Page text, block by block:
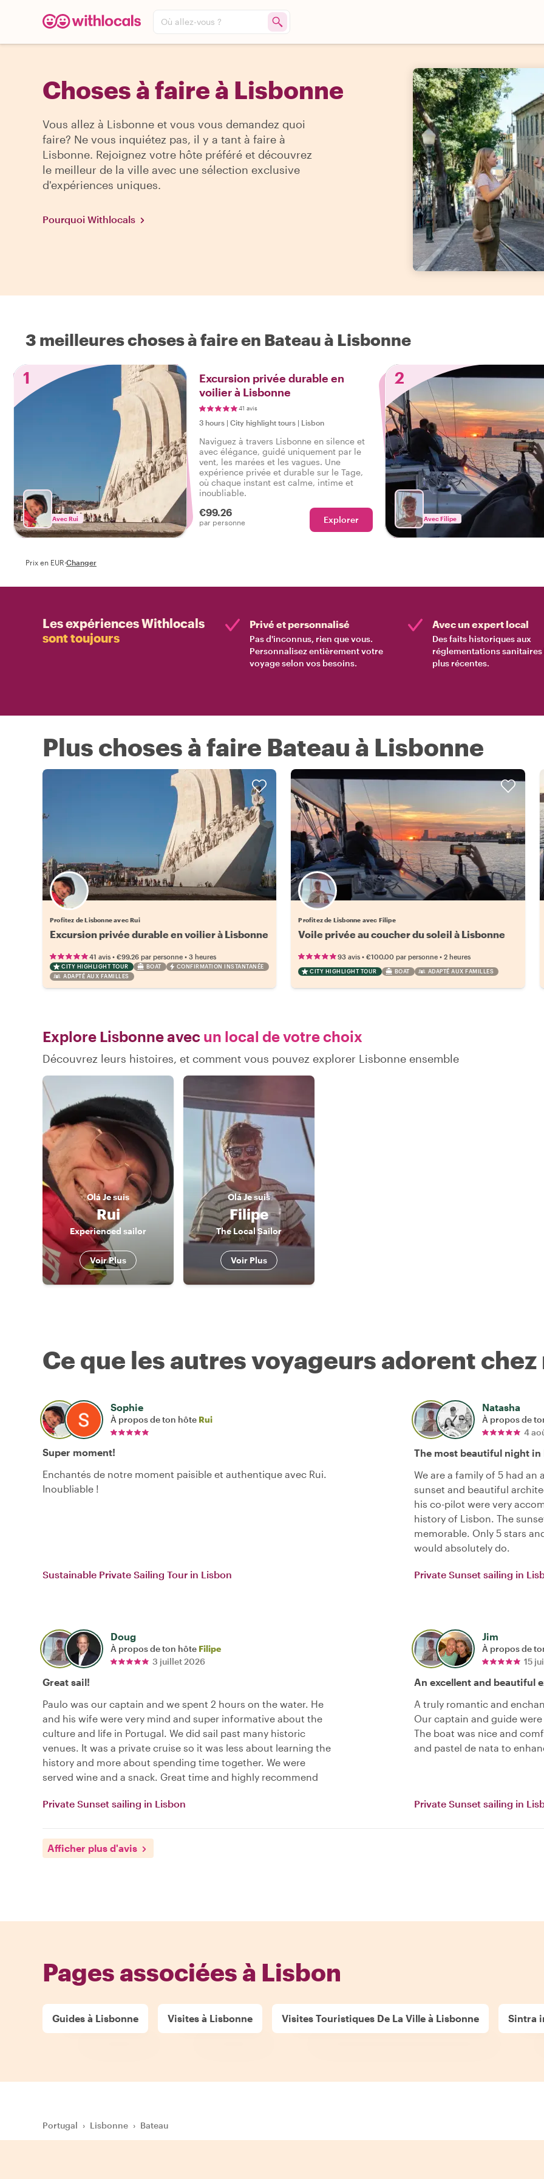
Où allez-vous ?
Choses à faire à Lisbonne
Vous allez à Lisbonne et vous vous demandez quoi
faire? Ne vous inquiétez pas, il y a tant à faire à
Lisbonne. Rejoignez votre hôte préféré et découvrez
le meilleur de la ville avec une sélection exclusive
d'expériences uniques.
Pourquoi Withlocals
3 meilleures choses à faire en Bateau à Lisbonne
1
Avec Rui
Excursion privée durable en
voilier à Lisbonne
41 avis
3 hours | City highlight tours | Lisbon
Naviguez à travers Lisbonne en silence et
avec élégance, guidé uniquement par le
vent, les marées et les vagues. Une
expérience privée et durable sur le Tage,
où chaque instant est calme, intime et
inoubliable.
€99.26
par personne Explorer
2
Avec Filipe
Prix en EUR·Changer
Les expériences Withlocals
sont toujours
Privé et personnalisé
Pas d'inconnus, rien que vous.
Personnalisez entièrement votre
voyage selon vos besoins.
Avec un expert local
Des faits historiques aux
réglementations sanitaires
plus récentes.
Plus choses à faire Bateau à Lisbonne
Profitez de Lisbonne avec Rui
Excursion privée durable en voilier à Lisbonne
41 avis • €99.26 par personne • 3 heures
CITY HIGHLIGHT TOUR BOAT
CONFIRMATION INSTANTANÉE
ADAPTÉ AUX FAMILLES
Profitez de Lisbonne avec Filipe
Voile privée au coucher du soleil à Lisbonne
93 avis •€100.00 par personne •2 heures
CITY HIGHLIGHT TOUR BOAT ADAPTÉ AUX FAMILLES
Explore Lisbonne avec un local de votre choix
Découvrez leurs histoires, et comment vous pouvez explorer Lisbonne ensemble
Olá Je suis
Rui
Experienced sailor
Voir Plus
OláJe suis
Filipe
The Local Sailor
Voir Plus
Ce que les autres voyageurs adorent
Sophie
À propos de ton hôte Rui
Super moment!
Enchantés de notre moment paisible et authentique avec Rui.
Inoubliable !
Sustainable Private Sailing Tour in Lisbon
Natasha
À propos de
4
The most beautiful night in
We are a family of 5 had
sunset and beautiful
his co-pilot were very
history of Lisbon. The
memorable. Only 5 stars
would absolutely do.
Private Sunset sailing in
Doug
À propos de ton hôte Filipe
3 juillet 2026
Great sail!
Paulo was our captain and we spent 2 hours on the water. He
and his wife were very mind and super informative about the
culture and life in Portugal. We did sail past many historic
venues. It was a private cruise so it was less about learning the
history and more about spending time together. We were
served wine and a snack. Great time and highly recommend
Private Sunset sailing in Lisbon
Jim
À propos de
15
An excellent and beautiful
A truly romantic and
Our captain and guide
The boat was nice and
and pastel de nata to
Private Sunset sailing in
Afficher plus d'avis
Pages associées à Lisbon
Guides à Lisbonne Visites à Lisbonne Visites Touristiques De La Ville à Lisbonne Sintra
Portugal › Lisbonne › Bateau